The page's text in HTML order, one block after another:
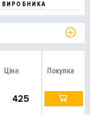
Ціна Покупка
425